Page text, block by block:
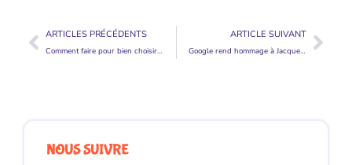
ARTICLES PRÉCÉDENTS
Comment faire pour bien choisir son stage kitesurf?
ARTICLE SUIVANT
Google rend hommage à Jacqueline Charlotte Dufresnoy
NOUS SUIVRE